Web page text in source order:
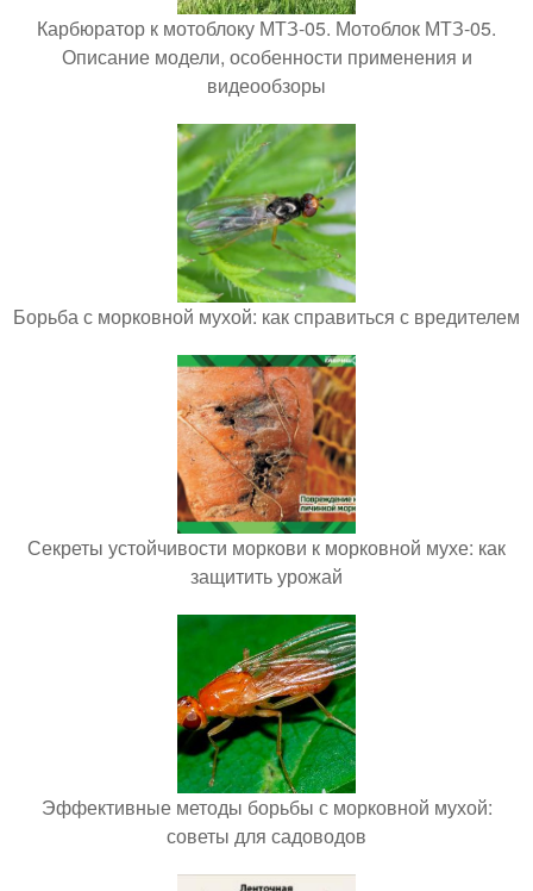
Карбюратор к мотоблоку МТЗ-05. Мотоблок МТЗ-05.
Описание модели, особенности применения и
видеообзоры
Борьба с морковной мухой: как справиться с вредителем
Секреты устойчивости моркови к морковной мухе: как
защитить урожай
Эффективные методы борьбы с морковной мухой:
советы для садоводов